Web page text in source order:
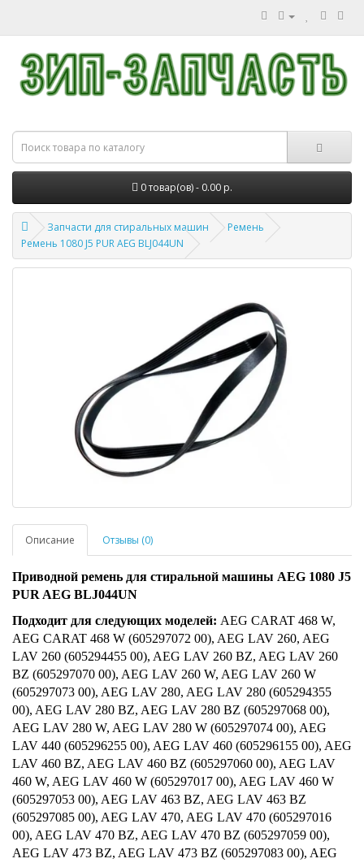
0 товар(ов) - 0.00 р.
Запчасти для стиральных машин
Ремень
Ремень 1080 J5 PUR AEG BLJ044UN
Описание Отзывы (0)
Приводной ремень для стиральной машины AEG 1080 J5
PUR AEG BLJ044UN
Подходит для следующих моделей: AEG CARAT 468 W,
AEG CARAT 468 W (605297072 00), AEG LAV 260, AEG
LAV 260 (605294455 00), AEG LAV 260 BZ, AEG LAV 260
BZ (605297070 00), AEG LAV 260 W, AEG LAV 260 W
(605297073 00), AEG LAV 280, AEG LAV 280 (605294355
00), AEG LAV 280 BZ, AEG LAV 280 BZ (605297068 00),
AEG LAV 280 W, AEG LAV 280 W (605297074 00), AEG
LAV 440 (605296255 00), AEG LAV 460 (605296155 00), AEG
LAV 460 BZ, AEG LAV 460 BZ (605297060 00), AEG LAV
460 W, AEG LAV 460 W (605297017 00), AEG LAV 460 W
(605297053 00), AEG LAV 463 BZ, AEG LAV 463 BZ
(605297085 00), AEG LAV 470, AEG LAV 470 (605297016
00), AEG LAV 470 BZ, AEG LAV 470 BZ (605297059 00),
AEG LAV 473 BZ, AEG LAV 473 BZ (605297083 00), AEG